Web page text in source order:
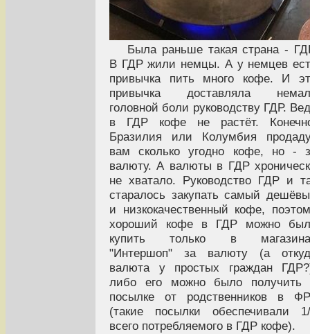
Была раньше такая страна -
В ГДР жили немцы. А у немцев
привычка пить много кофе. И
привычка доставляла
головной боли руководству ГДР.
в ГДР кофе не растёт.
Бразилия или Колумбия
вам сколько угодно кофе, но -
валюту. А валюты в ГДР
не хватало. Руководство ГДР и
старалось закупать самый
и низкокачественный кофе,
хороший кофе в ГДР можно
купить только в
"Интершоп" за валюту (а
валюта у простых граждан
либо его можно было получить
посылке от родственников в
(такие посылки обеспечивали
всего потребляемого в ГДР кофе).